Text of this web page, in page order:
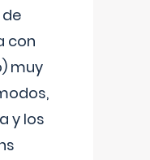
con
muy
y los